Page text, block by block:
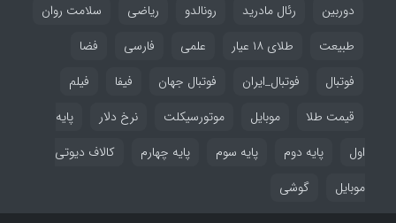
دوربین
رئال مادرید رونالدو ریاضی
سلامت روان
طبیعت
طلای ۱۸ عیار علمی فارسی
فضا
فوتبال
فوتبال_ایران فوتبال جهان فیفا
فیلم
قیمت طلا
موبایل موتورسیکلت نرخ دلار
پایه
اول
پایه دوم پایه سوم پایه چهارم
کالاف دیوتی
موبایل
گوشی